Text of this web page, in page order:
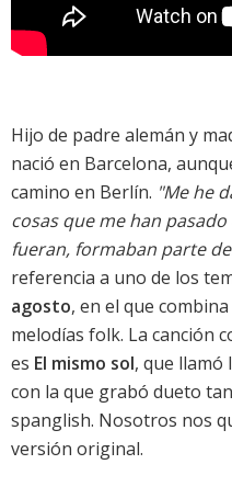
Hijo de padre alemán y
nació en Barcelona,
camino en Berlín. "Me he
cosas que me han
fueran, formaban parte
referencia a uno de los
agosto, en el que
melodías folk. La canción
es El mismo sol, que llamó
con la que grabó dueto
spanglish. Nosotros nos
versión original.